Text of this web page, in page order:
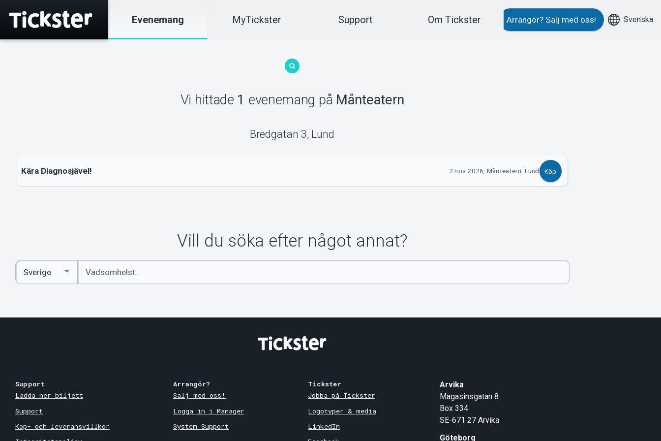
Evenemang MyTickster Support Om Tickster Arrangör? Sälj med oss! Svenska
Vi hittade 1 evenemang på Månteatern
Bredgatan 3, Lund
Kära Diagnosjävel! 2 nov 2026, Månteatern, Lund Köp
Vill du söka efter något annat?
Ange
sökord
Select
Country
Support
Ladda ner biljett
Support
Köp- och leveransvillkor
Arrangör?
Sälj med oss!
Logga in i Manager
System Support
Tickster
Jobba på Tickster
Logotyper & media
LinkedIn
Arvika
Magasinsgatan 8
Box 334
SE-671 27 Arvika
Göteborg